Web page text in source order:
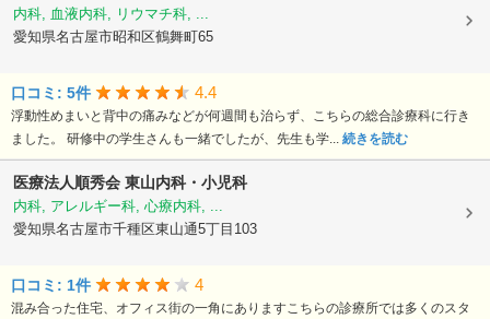
内科, 血液内科, リウマチ科, ...
愛知県名古屋市昭和区鶴舞町65
口コミ: 5件 4.4
浮動性めまいと背中の痛みなどが何週間も治らず、こちらの総合診療科に行き
ました。 研修中の学生さんも一緒でしたが、先生も学... 続きを読む
医療法人順秀会 東山内科・小児科
内科, アレルギー科, 心療内科, ...
愛知県名古屋市千種区東山通5丁目103
口コミ: 1件 4
混み合った住宅、オフィス街の一角にありますこちらの診療所では多くのスタ